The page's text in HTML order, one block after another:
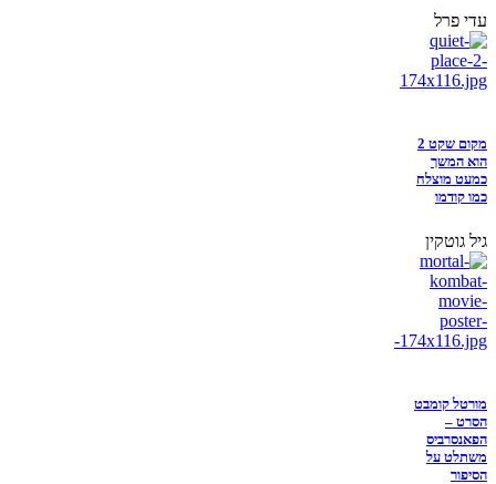
עדי פרל
מקום שקט 2
הוא המשך
כמעט מוצלח
כמו קודמו
גיל גוטקין
מורטל קומבט
הסרט –
הפאנסרביס
משתלט על
הסיפור